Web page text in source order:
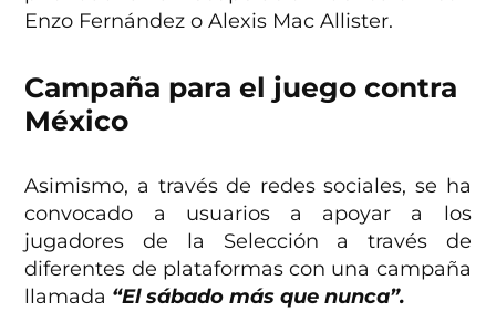
Enzo Fernández o Alexis Mac Allister.
Campaña para el juego contra
México
Asimismo, a través de redes sociales, se ha
convocado a usuarios a apoyar a los
jugadores de la Selección a través de
diferentes de plataformas con una campaña
llamada “El sábado más que nunca”.